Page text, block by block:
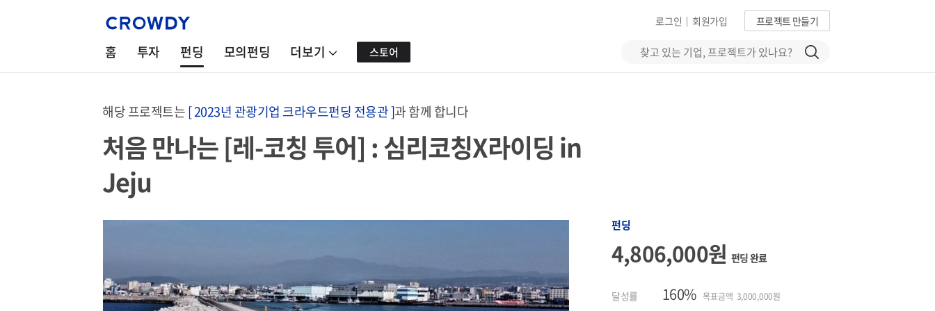
프로젝트 만들기
회원가입
|
로그인
홈 투자 펀딩 모의펀딩 더보기 스토어
해당 프로젝트는[ 2023년 관광기업 크라우드펀딩 전용관 ]과 함께 합니다
처음 만나는 [레-코칭 투어] : 심리코칭X라이딩 in
Jeju
펀딩
4,806,000원펀딩 완료
달성률 160% 목표금액 3,000,000원